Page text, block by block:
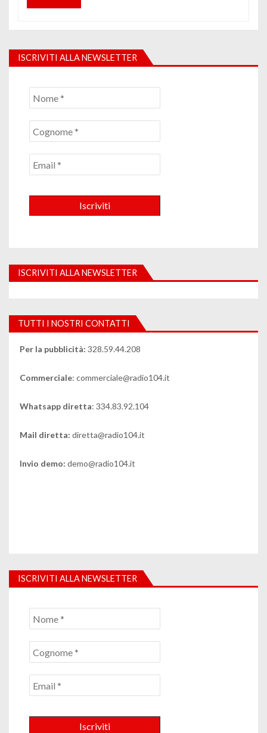
ISCRIVITI ALLA NEWSLETTER
ISCRIVITI ALLA NEWSLETTER
TUTTI I NOSTRI CONTATTI
Per la pubblicità: 328.59.44.208
Commerciale: commerciale@radio104.it
Whatsapp diretta: 334.83.92.104
Mail diretta: diretta@radio104.it
Invio demo: demo@radio104.it
ISCRIVITI ALLA NEWSLETTER